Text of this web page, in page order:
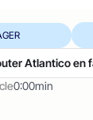
0:00min
Atlantico en